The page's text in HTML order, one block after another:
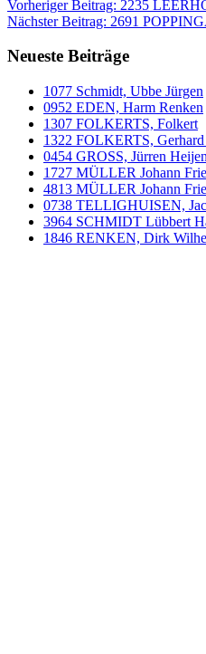
Vorheriger Beitrag: 2235
Nächster Beitrag: 2691
Neueste Beiträge
1077 Schmidt, Ubbe Jürgen
0952 EDEN, Harm Renken
1307 FOLKERTS, Folkert
1322 FOLKERTS,
0454 GROSS, Jürren Heijen
1727 MÜLLER Johann
4813 MÜLLER Johann
0738 TELLIGHUISEN,
3964 SCHMIDT Lübbert
1846 RENKEN, Dirk